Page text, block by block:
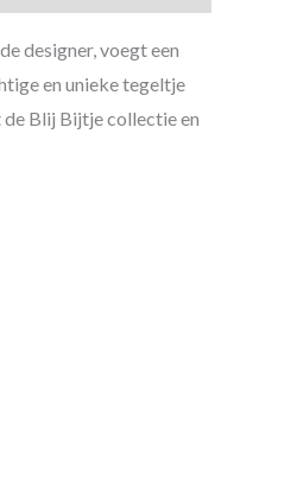
designer, voegt een
en unieke tegeltje
de Blij Bijtje collectie en